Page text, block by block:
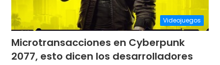
Videojuegos
Microtransacciones en Cyberpunk
2077, esto dicen los desarrolladores